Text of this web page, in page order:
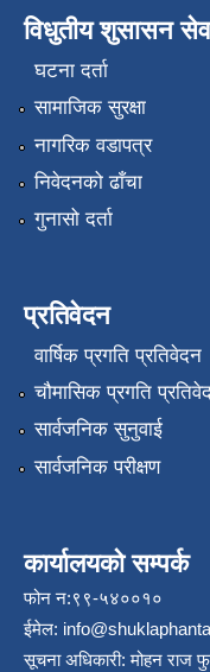
विधुतीय शुसासन
घटना दर्ता
सामाजिक सुरक्षा
नागरिक वडापत्र
निवेदनको ढाँचा
गुनासो दर्ता
प्रतिवेदन
वार्षिक प्रगति प्रतिवेदन
चौमासिक प्रगति
सार्वजनिक सुनुवाई
सार्वजनिक परीक्षण
कार्यालयको सम्पर्क
फोन न:९९-५४००१०
ईमेल:
सूचना अधिकारी: मोहन राज